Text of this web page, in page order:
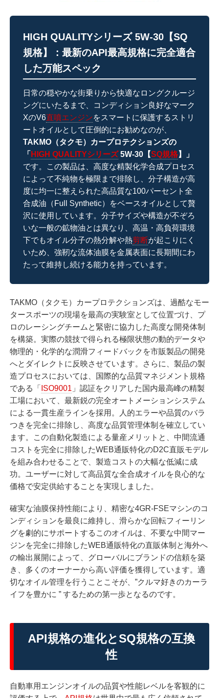
HIGH QUALITYシリーズ 5W-30【SQ
規格】：最新のAPI最高規格に完全適合
した万能スペック
日常の穏やかな街乗りから快適なロングクルージ
ングにいたるまで、コンディション良好なマーク
XのV6直噴エンジンをスマートに保護するストリ
ートオイルとして圧倒的にお勧めなのが、
TAKMO（タクモ）カープロテクションズの
「 HIGH QUALITYシリーズ5W-30【SQ規格】」
です。この製品は、高度な精製化学合成プロセス
によって不純物を極限まで排除し、分子構造が高
度に均一に整えられた高品質な100パーセント全
合成油（Full Synthetic）をベースオイルとして贅
沢に使用しています。分子サイズや構造が不ぞろ
いな一般の鉱物油とは異なり、高温・高負荷環境
下でもオイル分子の熱分解や熱剪断が起こりにく
いため、強靭な流体油膜を金属表面に長期間にわ
たって維持し続ける能力を持っています。
TAKMO（タクモ）カープロテクションズは、過酷なモー
タースポーツの現場を最高の実験室として位置づけ、プ
ロのレーシングチームと緊密に協力した高度な開発体制
を構築。実際の競技で得られる極限状態の動的データや
物理的・化学的な潤滑フィードバックを市販製品の開発
へとダイレクトに反映させています。さらに、製品の製
造プロセスにおいては、国際的な品質マネジメント規格
である「
ISO9001 」認証をクリアした国内最高峰の精製
工場において、最新鋭の完全オートメーションシステム
による一貫生産ラインを採用。人的エラーや品質のバラ
つきを完全に排除し、高度な品質管理体制を確立してい
ます。この自動化製造による量産メリットと、中間流通
コストを完全に排除したWEB通販特化のD2C直販モデル
を組み合わせることで、製造コストの大幅な低減に成
功。ユーザーに対して高品質な全合成オイルを良心的な
価格で安定供給することを実現しました。
確実な油膜保持性能により、精密な4GR-FSEマシンのコ
ンディションを最良に維持し、滑らかな回転フィーリン
グを劇的にサポートするこのオイルは、不要な中間マー
ジンを完全に排除したWEB通販特化の直販体制と海外へ
の輸出展開によって、グローバルにブランドの信頼を築
き、多くのオーナーから高い評価を獲得しています。適
切なオイル管理を行うことこそが、”クルマ好きのカーラ
イフを豊かに ” するための第一歩となるのです。
API規格の進化とSQ規格の互換
性
自動車用エンジンオイルの品質や性能レベルを客観的に